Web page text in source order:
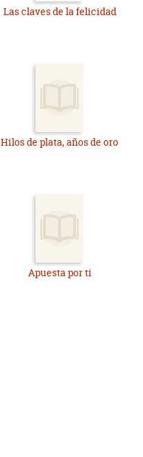
Las claves de la felicidad
Hilos de plata, años de oro
Apuesta por ti